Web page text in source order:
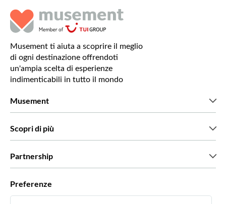
Musement ti aiuta a scoprire il meglio
di ogni destinazione offrendoti
un'ampia scelta di esperienze
indimenticabili in tutto il mondo
Musement
Scopri di più
Partnership
Preferenze